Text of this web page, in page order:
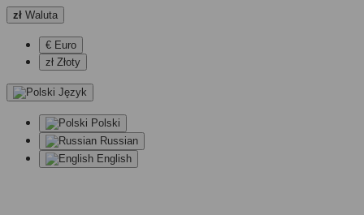
zł Waluta
€ Euro
zł Złoty
Język
Polski
Russian
English